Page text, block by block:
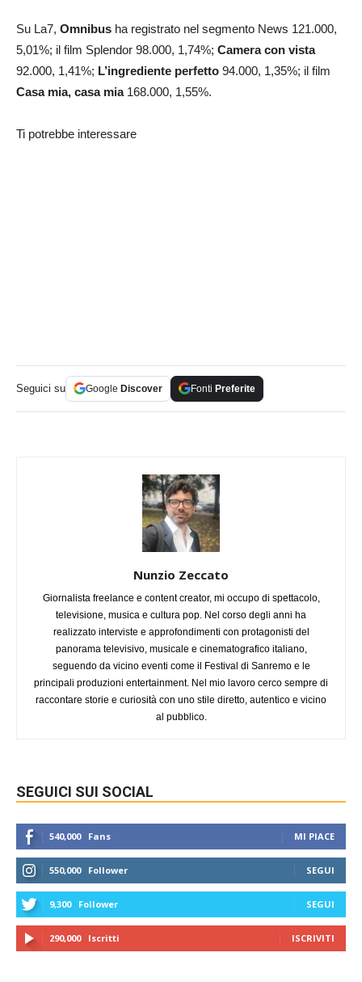
Su La7, Omnibus ha registrato nel segmento News 121.000,
5,01%; il film Splendor 98.000, 1,74%; Camera con vista
92.000, 1,41%; L’ingrediente perfetto 94.000, 1,35%; il film
Casa mia, casa mia168.000, 1,55%.
Ti potrebbe interessare
Seguici su Google Discover Fonti Preferite
Nunzio Zeccato
Giornalista freelance e content creator, mi occupo di spettacolo,
televisione, musica e cultura pop. Nel corso degli anni ha
realizzato interviste e approfondimenti con protagonisti del
panorama televisivo, musicale e cinematografico italiano,
seguendo da vicino eventi come il Festival di Sanremo e le
principali produzioni entertainment. Nel mio lavoro cerco sempre di
raccontare storie e curiosità con uno stile diretto, autentico e vicino
al pubblico.
SEGUICI SUI SOCIAL
540,000 Fans MI PIACE
550,000 Follower SEGUI
9,300 Follower SEGUI
290,000 Iscritti ISCRIVITI